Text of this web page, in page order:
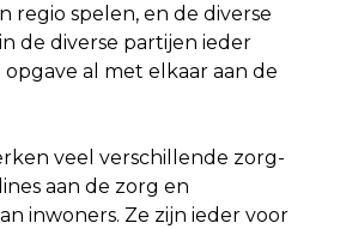
regio spelen, en de diverse
de diverse partijen ieder
al met elkaar aan de
veel verschillende zorg-
aan de zorg en
inwoners. Ze zijn ieder voor